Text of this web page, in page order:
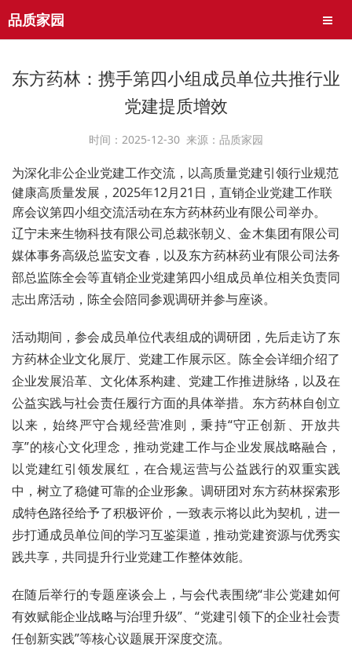
品质家园 导航
东方药林：携手第四小组成员单位共推行业
党建提质增效
时间：2025-12-30 来源：品质家园
为深化非公企业党建工作交流，以高质量党建引领行业规范
健康高质量发展，2025年12月21日，直销企业党建工作联
席会议第四小组交流活动在东方药林药业有限公司举办。
辽宁未来生物科技有限公司总裁张朝义、金木集团有限公司
媒体事务高级总监安文春，以及东方药林药业有限公司法务
部总监陈全会等直销企业党建第四小组成员单位相关负责同
志出席活动，陈全会陪同参观调研并参与座谈。
活动期间，参会成员单位代表组成的调研团，先后走访了东
方药林企业文化展厅、党建工作展示区。陈全会详细介绍了
企业发展沿革、文化体系构建、党建工作推进脉络，以及在
公益实践与社会责任履行方面的具体举措。东方药林自创立
以来，始终严守合规经营准则，秉持“守正创新、开放共
享”的核心文化理念，推动党建工作与企业发展战略融合，
以党建红引领发展红，在合规运营与公益践行的双重实践
中，树立了稳健可靠的企业形象。调研团对东方药林探索形
成特色路径给予了积极评价，一致表示将以此为契机，进一
步打通成员单位间的学习互鉴渠道，推动党建资源与优秀实
践共享，共同提升行业党建工作整体效能。
在随后举行的专题座谈会上，与会代表围绕“非公党建如何
有效赋能企业战略与治理升级”、“党建引领下的企业社会责
任创新实践”等核心议题展开深度交流。